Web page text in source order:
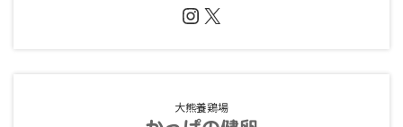
Instagram
X
大熊養鶏場